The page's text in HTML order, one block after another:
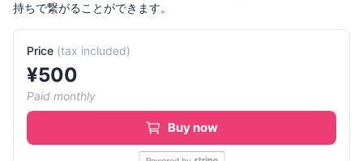
持ちで繋がることができます。
Price (tax included)
¥500
Paid monthly
Buy now